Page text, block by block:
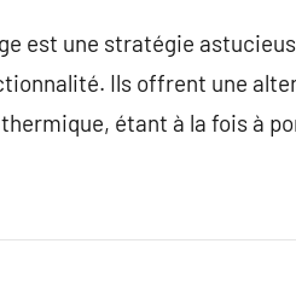
est une stratégie
Ils offrent une
étant à la fois à